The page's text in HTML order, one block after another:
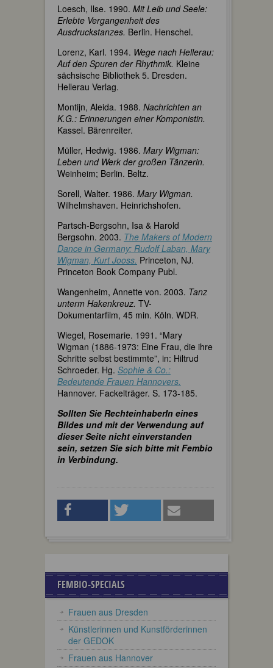
Loesch, Ilse. 1990. Mit Leib und Seele:
Erlebte Vergangenheit des
Ausdruckstanzes. Berlin. Henschel.
Lorenz, Karl. 1994. Wege nach Hellerau:
Auf den Spuren der Rhythmik. Kleine
sächsische Bibliothek 5. Dresden.
Hellerau Verlag.
Montijn, Aleida. 1988. Nachrichten an
K.G.: Erinnerungen einer Komponistin.
Kassel. Bärenreiter.
Müller, Hedwig. 1986. Mary Wigman:
Leben und Werk der großen Tänzerin.
Weinheim; Berlin. Beltz.
Sorell, Walter. 1986. Mary Wigman.
Wilhelmshaven. Heinrichshofen.
Partsch-Bergsohn, Isa & Harold
Bergsohn. 2003. The Makers of Modern
Dance in Germany: Rudolf Laban, Mary
Wigman, Kurt Jooss. Princeton, NJ.
Princeton Book Company Publ.
Wangenheim, Annette von. 2003. Tanz
unterm Hakenkreuz. TV-
Dokumentarfilm, 45 min. Köln. WDR.
Wiegel, Rosemarie. 1991. “Mary
Wigman (1886-1973: Eine Frau, die ihre
Schritte selbst bestimmte”, in: Hiltrud
Schroeder. Hg. Sophie & Co.:
Bedeutende Frauen Hannovers.
Hannover. Fackelträger. S. 173-185.
Sollten Sie RechteinhaberIn eines
Bildes und mit der Verwendung auf
dieser Seite nicht einverstanden
sein, setzen Sie sich bitte mit Fembio
in Verbindung.
FEMBIO-SPECIALS
Frauen aus Dresden
Künstlerinnen und Kunstförderinnen
der GEDOK
Frauen aus Hannover